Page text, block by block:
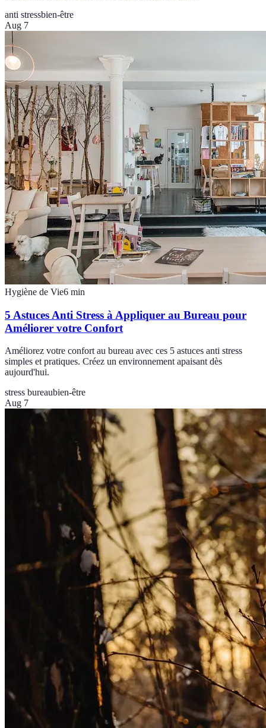
anti stressbien-être
Aug 7
Hygiène de Vie6 min
5 Astuces Anti Stress à Appliquer au Bureau pour
Améliorer votre Confort
Améliorez votre confort au bureau avec ces 5 astuces anti stress
simples et pratiques. Créez un environnement apaisant dès
aujourd'hui.
stress bureaubien-être
Aug 7